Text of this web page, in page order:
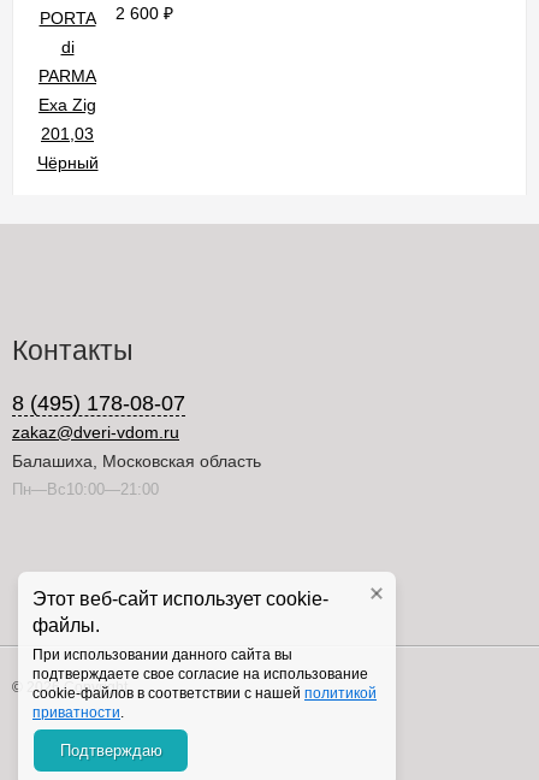
2 600 ₽
Контакты
8 (495) 178-08-07
zakaz@dveri-vdom.ru
Балашиха, Московская область
Пн—Вс10:00—21:00
Этот веб-сайт использует cookie-
файлы.
При использовании данного сайта вы
подтверждаете свое согласие на использование
cookie-файлов в соответствии с нашей политикой
приватности.
Подтверждаю
© 2026 Copyright